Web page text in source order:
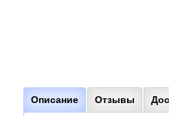
Описание Отзывы